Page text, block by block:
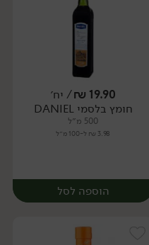
יח׳
19.90
₪/ יח׳
חומץ בלסמי DANIEL
500 מ״ל
3.98 ₪ ל-100 מ״ל
הוספה לסל